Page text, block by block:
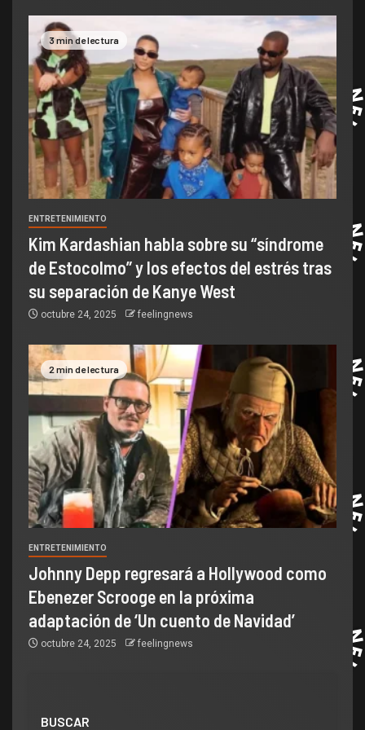
3 min de lectura
ENTRETENIMIENTO
Kim Kardashian habla sobre su “síndrome
de Estocolmo” y los efectos del estrés tras
su separación de Kanye West
octubre 24, 2025 feelingnews
2 min de lectura
ENTRETENIMIENTO
Johnny Depp regresará a Hollywood como
Ebenezer Scrooge en la próxima
adaptación de ‘Un cuento de Navidad’
octubre 24, 2025 feelingnews
BUSCAR